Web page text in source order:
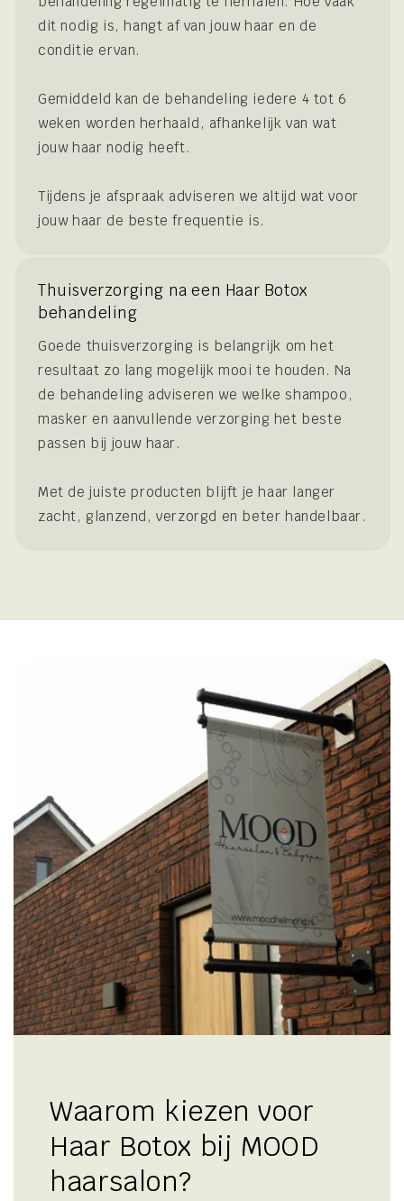
dit nodig is, hangt af van jouw haar en de
conditie ervan.
Gemiddeld kan de behandeling iedere 4 tot 6
weken worden herhaald, afhankelijk van wat
jouw haar nodig heeft.
Tijdens je afspraak adviseren we altijd wat voor
jouw haar de beste frequentie is.
Thuisverzorging na een Haar Botox
behandeling
Goede thuisverzorging is belangrijk om het
resultaat zo lang mogelijk mooi te houden. Na
de behandeling adviseren we welke shampoo,
masker en aanvullende verzorging het beste
passen bij jouw haar.
Met de juiste producten blijft je haar langer
zacht, glanzend, verzorgd en beter handelbaar.
Waarom kiezen voor
Haar Botox bij MOOD
haarsalon?